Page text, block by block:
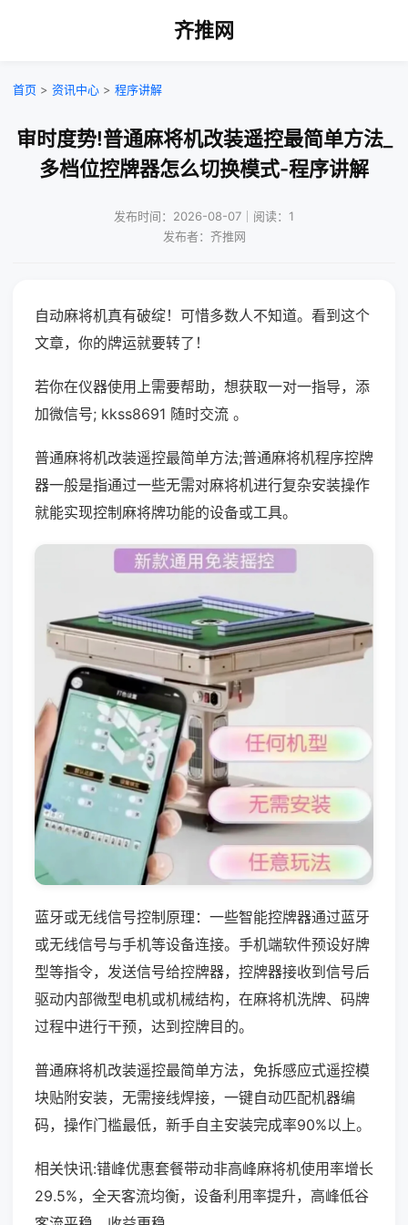
齐推网
首页 > 资讯中心 > 程序讲解
审时度势!普通麻将机改装遥控最简单方法_
多档位控牌器怎么切换模式-程序讲解
发布时间：2026-08-07｜阅读：1
发布者：齐推网
自动麻将机真有破绽！可惜多数人不知道。看到这个
文章，你的牌运就要转了！
若你在仪器使用上需要帮助，想获取一对一指导，添
加微信号; kkss8691 随时交流 。
普通麻将机改装遥控最简单方法;普通麻将机程序控牌
器一般是指通过一些无需对麻将机进行复杂安装操作
就能实现控制麻将牌功能的设备或工具。
蓝牙或无线信号控制原理：一些智能控牌器通过蓝牙
或无线信号与手机等设备连接。手机端软件预设好牌
型等指令，发送信号给控牌器，控牌器接收到信号后
驱动内部微型电机或机械结构，在麻将机洗牌、码牌
过程中进行干预，达到控牌目的。
普通麻将机改装遥控最简单方法，免拆感应式遥控模
块贴附安装，无需接线焊接，一键自动匹配机器编
码，操作门槛最低，新手自主安装完成率90%以上。
相关快讯:错峰优惠套餐带动非高峰麻将机使用率增长
29.5%，全天客流均衡，设备利用率提升，高峰低谷